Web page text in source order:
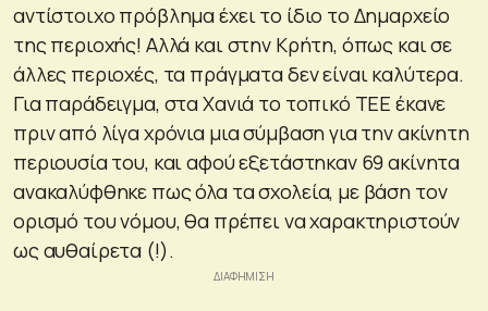
αντίστοιχο πρόβλημα έχει το ίδιο το Δημαρχείο
της περιοχής! Αλλά και στην Κρήτη, όπως και σε
άλλες περιοχές, τα πράγματα δεν είναι καλύτερα.
Για παράδειγμα, στα Χανιά το τοπικό ΤΕΕ έκανε
πριν από λίγα χρόνια μια σύμβαση για την ακίνητη
περιουσία του, και αφού εξετάστηκαν 69 ακίνητα
ανακαλύφθηκε πως όλα τα σχολεία, με βάση τον
ορισμό του νόμου, θα πρέπει να χαρακτηριστούν
ως αυθαίρετα (!).